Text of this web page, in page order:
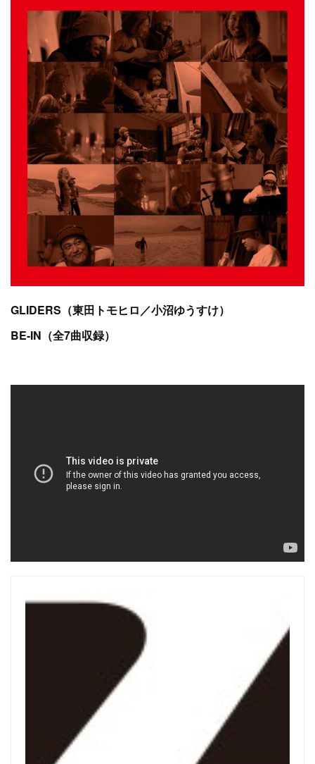
GLIDERS（東田トモヒロ／小沼ゆうすけ）
BE-IN（全7曲収録）